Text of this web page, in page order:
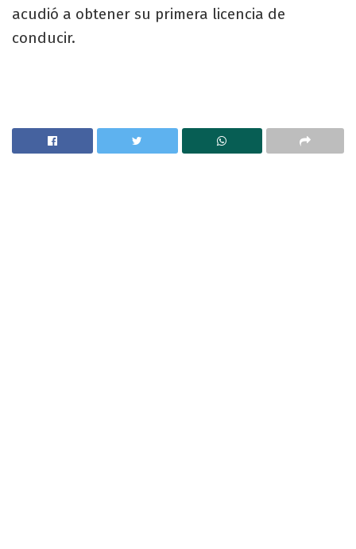
acudió a obtener su primera licencia de
conducir.